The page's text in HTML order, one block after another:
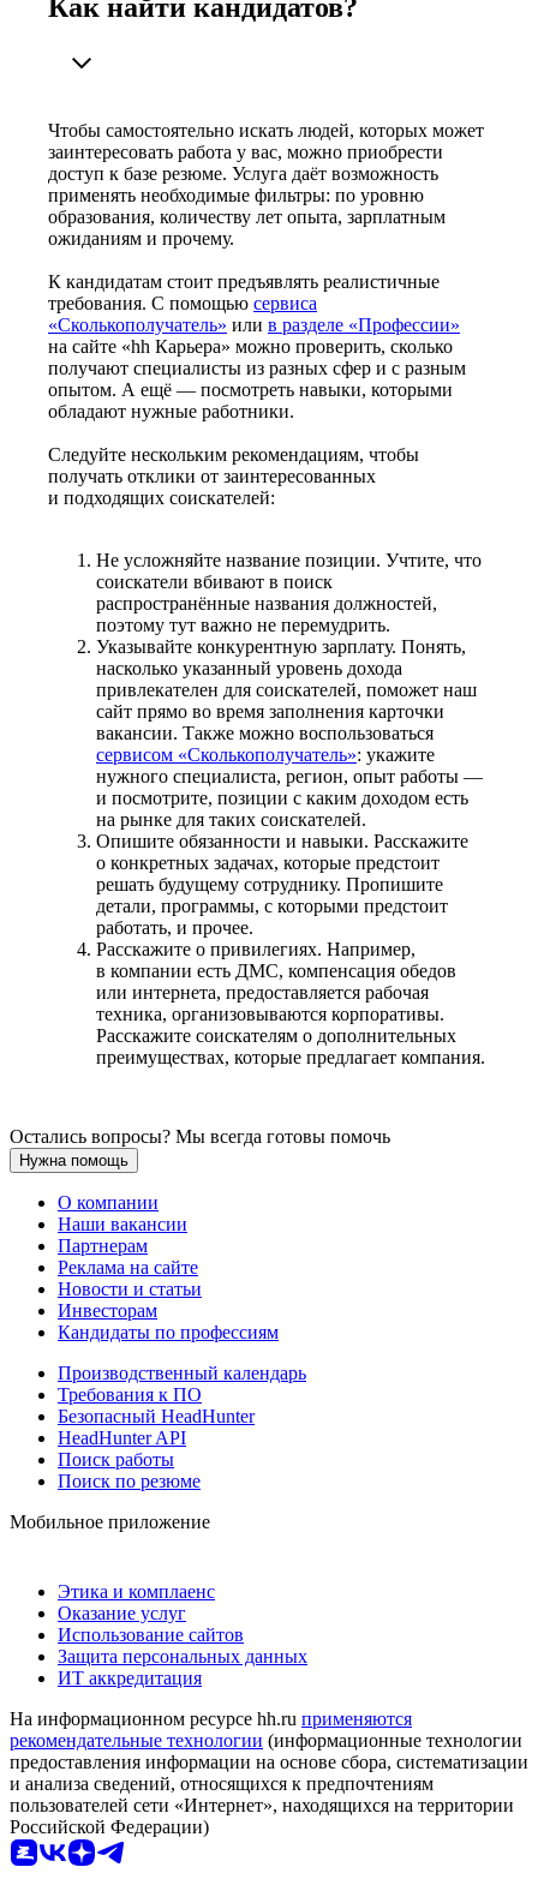
Как найти кандидатов?
Чтобы самостоятельно искать людей, которых может
заинтересовать работа у вас, можно приобрести
доступ к базе резюме. Услуга даёт возможность
применять необходимые фильтры: по уровню
образования, количеству лет опыта, зарплатным
ожиданиям и прочему.
К кандидатам стоит предъявлять реалистичные
требования. С помощью сервиса
«Сколькополучатель» или в разделе «Профессии»
на сайте «hh Карьера» можно проверить, сколько
получают специалисты из разных сфер и с разным
опытом. А ещё — посмотреть навыки, которыми
обладают нужные работники.
Следуйте нескольким рекомендациям, чтобы
получать отклики от заинтересованных
и подходящих соискателей:
Не усложняйте название позиции. Учтите, что
соискатели вбивают в поиск
распространённые названия должностей,
поэтому тут важно не перемудрить.
Указывайте конкурентную зарплату. Понять,
насколько указанный уровень дохода
привлекателен для соискателей, поможет наш
сайт прямо во время заполнения карточки
вакансии. Также можно воспользоваться
сервисом «Сколькополучатель»: укажите
нужного специалиста, регион, опыт работы —
и посмотрите, позиции с каким доходом есть
на рынке для таких соискателей.
Опишите обязанности и навыки. Расскажите
о конкретных задачах, которые предстоит
решать будущему сотруднику. Пропишите
детали, программы, с которыми предстоит
работать, и прочее.
Расскажите о привилегиях. Например,
в компании есть ДМС, компенсация обедов
или интернета, предоставляется рабочая
техника, организовываются корпоративы.
Расскажите соискателям о дополнительных
преимуществах, которые предлагает компания.
Остались вопросы? Мы всегда готовы помочь
Нужна помощь
О компании
Наши вакансии
Партнерам
Реклама на сайте
Новости и статьи
Инвесторам
Кандидаты по профессиям
Производственный календарь
Требования к ПО
Безопасный HeadHunter
HeadHunter API
Поиск работы
Поиск по резюме
Мобильное приложение
Этика и комплаенс
Оказание услуг
Использование сайтов
Защита персональных данных
ИТ аккредитация
На информационном ресурсе hh.ru применяются
рекомендательные технологии (информационные технологии
предоставления информации на основе сбора, систематизации
и анализа сведений, относящихся к предпочтениям
пользователей сети «Интернет», находящихся на территории
Российской Федерации)